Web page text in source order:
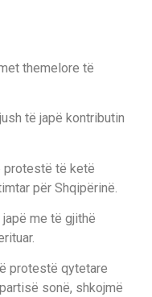
themelore të
të japë kontributin
protestë të ketë
për Shqipërinë.
me të gjithë
protestë qytetare
sonë, shkojmë